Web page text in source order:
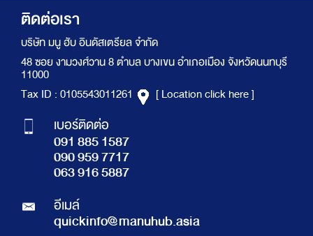
ติดต่อเรา
บริษัท มนู ฮับ อินดัสเตรียล จำกัด
48 ซอย งามวงศ์วาน 8 ตำบล บางเขน อำเภอเมือง จังหวัดนนทบุรี
11000
Tax ID : 0105543011261
[ Location click here ]
เบอร์ติดต่อ
091 885 1587
090 959 7717
063 916 5887
อีเมล์
quickinfo@manuhub.asia